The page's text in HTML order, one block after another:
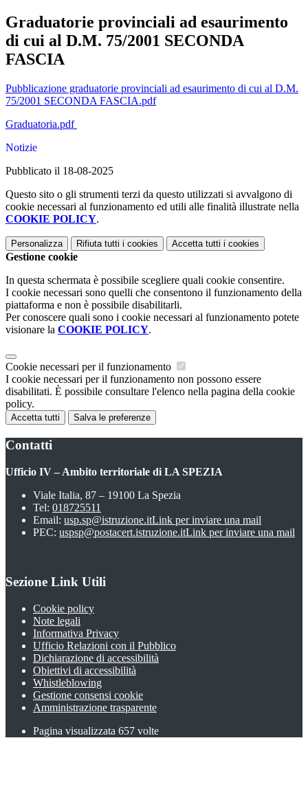
Graduatorie provinciali ad esaurimento
di cui al D.M. 75/2001 SECONDA
FASCIA
Pubblicazione graduatorie provinciali ad esaurimento di cui al D.M.
75/2001 SECONDA FASCIA.pdf
Graduatoria.pdf
Notizie
Pubblicato il 18-08-2025
Questo sito o gli strumenti terzi da questo utilizzati si avvalgono di
cookie necessari al funzionamento ed utili alle finalità illustrate nella
COOKIE POLICY.
Personalizza Rifiuta tutti i cookies Accetta tutti i cookies
Gestione cookie
In questa schermata è possibile scegliere quali cookie consentire.
I cookie necessari sono quelli che consentono il funzionamento della
piattaforma e non è possibile disabilitarli.
Per conoscere quali sono i cookie necessari al funzionamento potete
visionare la COOKIE POLICY.
Cookie necessari per il funzionamento
I cookie necessari per il funzionamento non possono essere
disabilitati. È possibile consultare l'elenco nella pagina della cookie
policy.
Accetta tutti Salva le preferenze
Contatti
Ufficio IV – Ambito territoriale di LA SPEZIA
Viale Italia, 87 – 19100 La Spezia
Tel: 018725511
Email: usp.sp@istruzione.itLink per inviare una mail
PEC: uspsp@postacert.istruzione.itLink per inviare una mail
Sezione Link Utili
Cookie policy
Note legali
Informativa Privacy
Ufficio Relazioni con il Pubblico
Dichiarazione di accessibilità
Obiettivi di accessibilità
Whistleblowing
Gestione consensi cookie
Amministrazione trasparente
Pagina visualizzata 657 volte